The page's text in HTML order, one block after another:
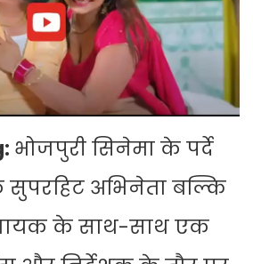
भोजपुरी सिनेमा के पर्दे
सुपरहिट अभिनेता बल्कि
के साथ-साथ एक